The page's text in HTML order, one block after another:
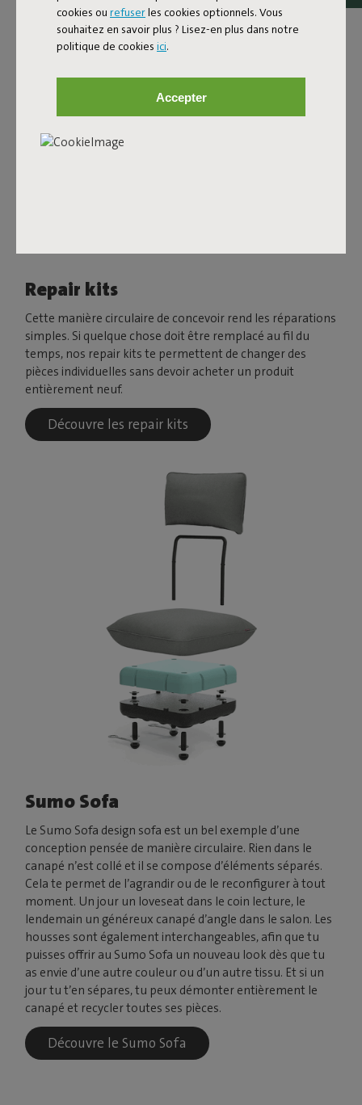
cookies ou refuserles cookies optionnels. Vous
souhaitez en savoir plus ? Lisez-en plus dans notre
politique de cookies ici.
Accepter
Repair kits
Cette manière circulaire de concevoir rend les réparations
simples. Si quelque chose doit être remplacé au fil du
temps, nos repair kits te permettent de changer des
pièces individuelles sans devoir acheter un produit
entièrement neuf.
Découvre les repair kits
Sumo Sofa
Le Sumo Sofa design sofa est un bel exemple d’une
conception pensée de manière circulaire. Rien dans le
canapé n’est collé et il se compose d’éléments séparés.
Cela te permet de l’agrandir ou de le reconfigurer à tout
moment. Un jour un loveseat dans le coin lecture, le
lendemain un généreux canapé d’angle dans le salon. Les
housses sont également interchangeables, afin que tu
puisses offrir au Sumo Sofa un nouveau look dès que tu
as envie d’une autre couleur ou d’un autre tissu. Et si un
jour tu t’en sépares, tu peux démonter entièrement le
canapé et recycler toutes ses pièces.
Découvre le Sumo Sofa